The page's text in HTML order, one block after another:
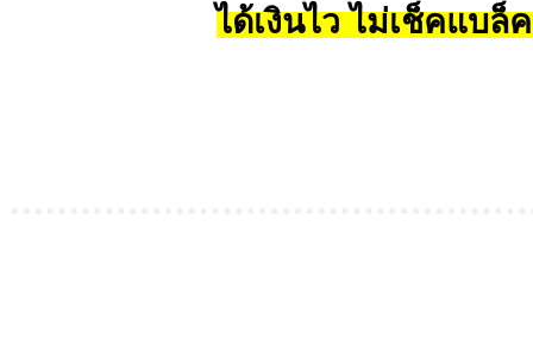
ได้เงินไว ไม่เช็คแบล็